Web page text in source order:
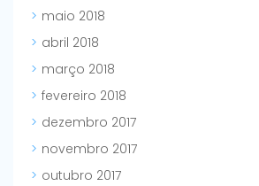
maio 2018
abril 2018
março 2018
fevereiro 2018
dezembro 2017
novembro 2017
outubro 2017